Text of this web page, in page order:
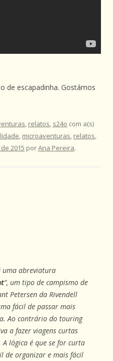
de escapadinha. Gostámos
, relatos, s24o com a(s)
, microaventuras, relatos,
2015 porAna Pereira.
uma abreviatura
“, um tipo de campismo de
Petersen da Rivendell
fácil de passar mais
Ao contrário do touring
a fazer viagens curtas
lógica é que se for curta
de organizar e mais fácil